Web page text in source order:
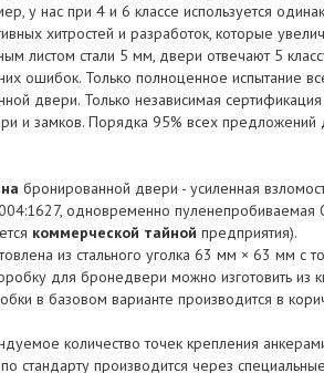
у нас при 4 и 6 классе используется
хитростей и разработок, которые
листом стали 5 мм, двери отвечают 5
ошибок. Только полноценное испытание
двери. Только независимая
и замков. Порядка 95% всех предложений
бронированной двери - усиленная
одновременно пуленепробиваемая
коммерческой тайной предприятия).
из стального уголка 63 мм × 63 мм с
для бронедвери можно изготовить
в базовом варианте производится в
количество точек крепления
стандарту производится через